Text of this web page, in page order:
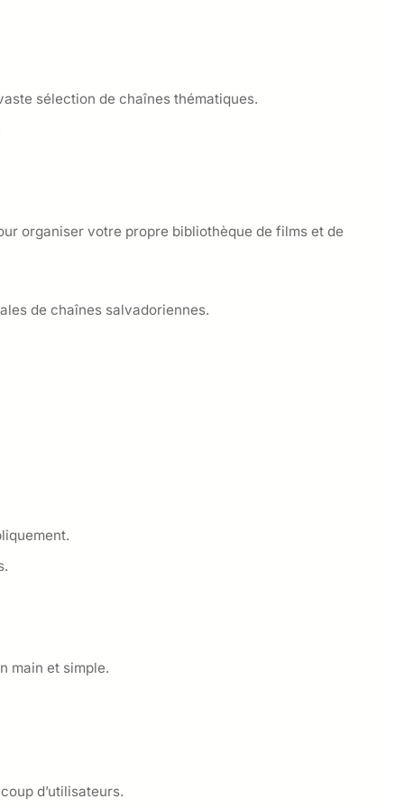
sélection de chaînes thématiques.
organiser votre propre bibliothèque de films et de
de chaînes salvadoriennes.
main et simple.
d’utilisateurs.